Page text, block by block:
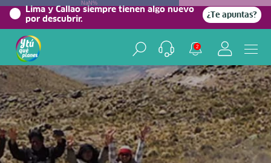
Lima y Callao siempre tienen algo nuevo
por descubrir.
¿Te apuntas?
2
NaN%